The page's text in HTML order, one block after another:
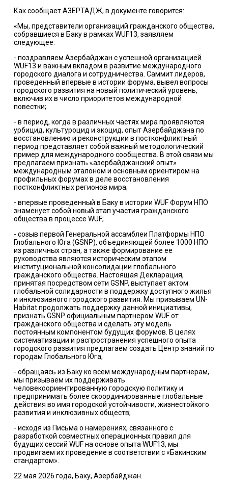
Как сообщает АЗЕРТАДЖ, в документе говорится:
«Мы, представители организаций гражданского общества,
собравшиеся в Баку в рамках WUF13, заявляем
следующее:
- поздравляем Азербайджан с успешной организацией
WUF13 и важным вкладом в развитие международного
городского диалога и сотрудничества. Саммит лидеров,
проведенный впервые в истории форума, вывел вопросы
городского развития на новый политический уровень,
включив их в число приоритетов международной
повестки;
- в период, когда в различных частях мира проявляются
урбицид, культуроцид и экоцид, опыт Азербайджана по
восстановлению и реконструкции в постконфликтный
период представляет собой важный методологический
пример для международного сообщества. В этой связи мы
предлагаем признать «азербайджанский опыт»
международным эталоном и основным ориентиром на
профильных форумах в деле восстановления
постконфликтных регионов мира;
- впервые проведенный в Баку в истории WUF Форум НПО
знаменует собой новый этап участия гражданского
общества в процессе WUF;
- созыв первой Генеральной ассамблеи Платформы НПО
Глобального Юга (GSNP), объединяющей более 1000 НПО
из различных стран, а также формирование ее
руководства являются историческим этапом
институциональной консолидации глобального
гражданского общества. Настоящая Декларация,
принятая посредством сети GSNP, выступает актом
глобальной солидарности в поддержку доступного жилья
и инклюзивного городского развития. Мы призываем UN-
Habitat продолжать поддержку данной инициативы,
признать GSNP официальным партнером WUF от
гражданского общества и сделать эту модель
постоянным компонентом будущих форумов. В целях
систематизации и распространения успешного опыта
городского развития предлагаем создать Центр знаний по
городам Глобального Юга;
- обращаясь из Баку ко всем международным партнерам,
мы призываем их поддерживать
человекоориентированную городскую политику и
предпринимать более скоординированные глобальные
действия во имя городской устойчивости, жизнестойкого
развития и инклюзивных обществ;
- исходя из Письма о намерениях, связанного с
разработкой совместных операционных правил для
будущих сессий WUF на основе опыта WUF13, мы
продвигаем их проведение в соответствии с «Бакинским
стандартом».
22 мая 2026 года, Баку, Азербайджан.